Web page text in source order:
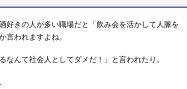
好きの人が多い職場だと「飲み会を活かして人脈を
言われますよね。
なんて社会人としてダメだ！」と言われたり。